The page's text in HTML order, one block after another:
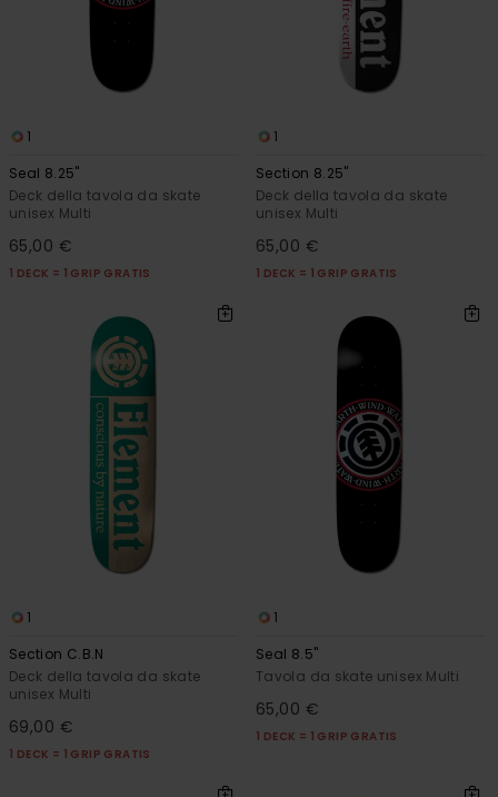
1
Seal 8.25"
Deck della tavola da skate
unisex Multi
65,00 €
1 DECK = 1 GRIP GRATIS
1
Section 8.25"
Deck della tavola da skate
unisex Multi
65,00 €
1 DECK = 1 GRIP GRATIS
1
Section C.B.N
Deck della tavola da skate
unisex Multi
69,00 €
1 DECK = 1 GRIP GRATIS
1
Seal 8.5"
Tavola da skate unisex Multi
65,00 €
1 DECK = 1 GRIP GRATIS